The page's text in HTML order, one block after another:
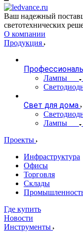
Ваш надежный
светотехнических
О компании
Продукция
Лампы
Свет для дома
Лампы
Проекты
Инфраструктура
Офисы
Торговля
Склады
Где купить
Новости
Инструменты